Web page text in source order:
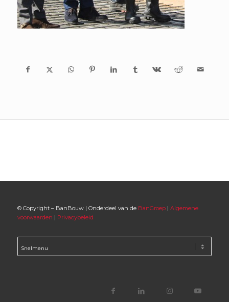
© Copyright – BanBouw | Onderdeel van de BanGroep| Algemene
voorwaarden | Privacybeleid